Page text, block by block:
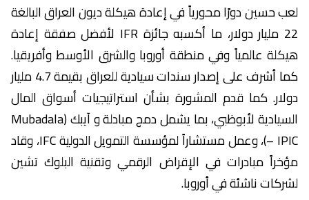
لعب حسين دورًا محورياً في إعادة هيكلة ديون العراق البالغة
22 مليار دولار، ما أكسبه جائزة IFR لأفضل صفقة إعادة
هيكلة عالمياً وفي منطقة أوروبا والشرق الأوسط وأفريقيا.
كما أشرف على إصدار سندات سيادية للعراق بقيمة 4.7 مليار
دولار. كما قدم المشورة بشأن استراتيجيات أسواق المال
السيادية لأبوظبي، بما يشمل دمج مبادلة و آيبك (Mubadala
– IPIC)، وعمل مستشاراً لمؤسسة التمويل الدولية IFC، وقاد
مؤخراً مبادرات في الإقراض الرقمي وتقنية البلوك تشين
لشركات ناشئة في أوروبا.